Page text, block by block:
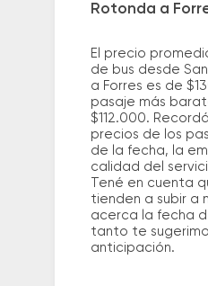
Rotonda a
El precio
de bus desde
a Forres es de
pasaje más
$112.000.
precios de los
de la fecha, la
calidad del
Tené en cuenta
tienden a subir a
acerca la fecha
tanto te
anticipación.